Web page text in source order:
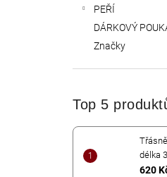
PEŘÍ
DÁRKOVÝ
Značky
Top 5
délka
620